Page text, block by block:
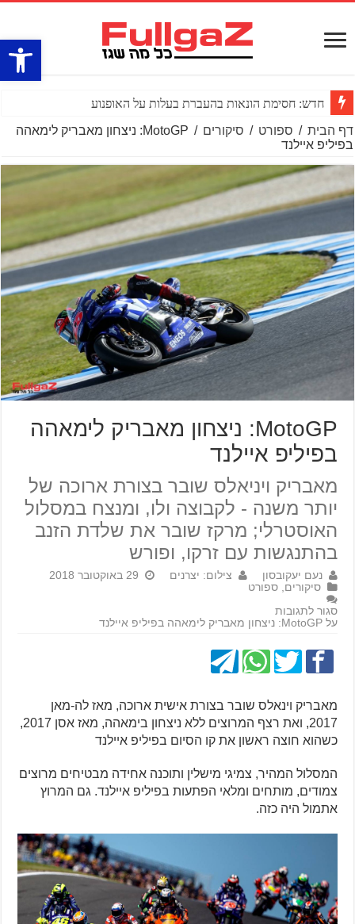
פתח
חדש: חסימת הונאות בהעברת בעלות על האופנוע
דף הבית / ספורט / סיקורים /
MotoGP: ניצחון מאבריק לימאהה
בפיליפ איילנד
MotoGP: ניצחון מאבריק לימאהה
בפיליפ איילנד
מאבריק ויניאלס שובר בצורת ארוכה של
יותר משנה - לקבוצה ולו, ומנצח במסלול
האוסטרלי; מרקז שובר את שלדת הזנב
בהתנגשות עם זרקו, ופורש
נעם יעקובסון צילום: יצרנים
29 באוקטובר 2018
סיקורים ,ספורט
סגור לתגובות
על MotoGP: ניצחון מאבריק לימאהה בפיליפ איילנד
מאבריק וינאלס שובר בצורת אישית ארוכה, מאז לה-מאן
2017, ואת רצף המרוצים ללא ניצחון בימאהה, מאז אסן 2017,
כשהוא חוצה ראשון את קו הסיום בפיליפ איילנד
המסלול המהיר, צמיגי מישלין ותוכנה אחידה מבטיחים מרוצים
צמודים, מותחים ומלאי הפתעות בפיליפ איילנד. גם המרוץ
אתמול היה כזה.